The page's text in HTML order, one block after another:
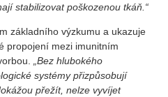
stabilizovat poškozenou tkáň.“
základního výzkumu a ukazuje
propojení mezi imunitním
„Bez hlubokého
systémy přizpůsobují
přežít, nelze vyvíjet